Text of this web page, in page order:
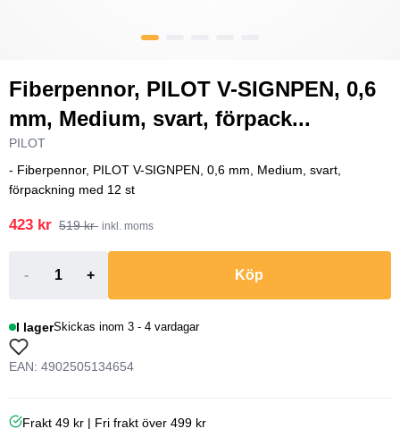
Fiberpennor, PILOT V-SIGNPEN, 0,6
mm, Medium, svart, förpack...
PILOT
- Fiberpennor, PILOT V-SIGNPEN, 0,6 mm, Medium, svart,
förpackning med 12 st
423 kr 519 kr inkl. moms
- + Köp
I lagerSkickas inom 3 - 4 vardagar
EAN: 4902505134654
Frakt 49 kr | Fri frakt över 499 kr